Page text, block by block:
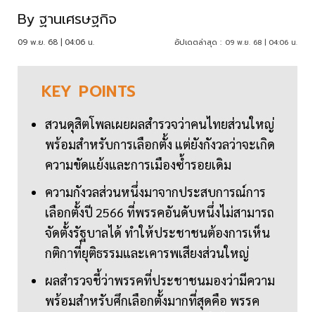
By ฐานเศรษฐกิจ
09 พ.ย. 68 | 04:06 น. อัปเดตล่าสุด : 09 พ.ย. 68 | 04:06 น.
KEY POINTS
สวนดุสิตโพลเผยผลสำรวจว่าคนไทยส่วนใหญ่
พร้อมสำหรับการเลือกตั้ง แต่ยังกังวลว่าจะเกิด
ความขัดแย้งและการเมืองซ้ำรอยเดิม
ความกังวลส่วนหนึ่งมาจากประสบการณ์การ
เลือกตั้งปี 2566 ที่พรรคอันดับหนึ่งไม่สามารถ
จัดตั้งรัฐบาลได้ ทำให้ประชาชนต้องการเห็น
กติกาที่ยุติธรรมและเคารพเสียงส่วนใหญ่
ผลสำรวจชี้ว่าพรรคที่ประชาชนมองว่ามีความ
พร้อมสำหรับศึกเลือกตั้งมากที่สุดคือ พรรค